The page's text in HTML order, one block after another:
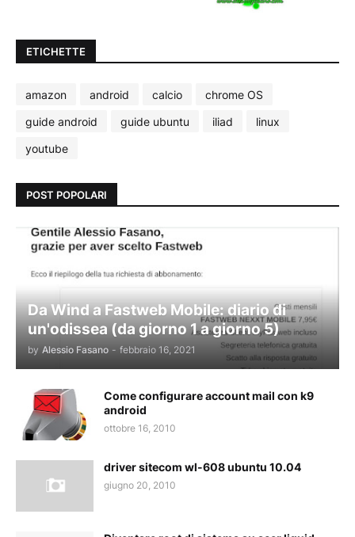
ETICHETTE
amazon android calcio
chrome OS
guide android
guide ubuntu iliad
linux
youtube
POST POPOLARI
Da Wind a Fastweb Mobile: diario di
un'odissea (da giorno 1 a giorno 5)
by Alessio Fasano - febbraio 16, 2021
Come configurare account mail con k9
android
ottobre 16, 2010
driver sitecom wl-608 ubuntu 10.04
giugno 20, 2010